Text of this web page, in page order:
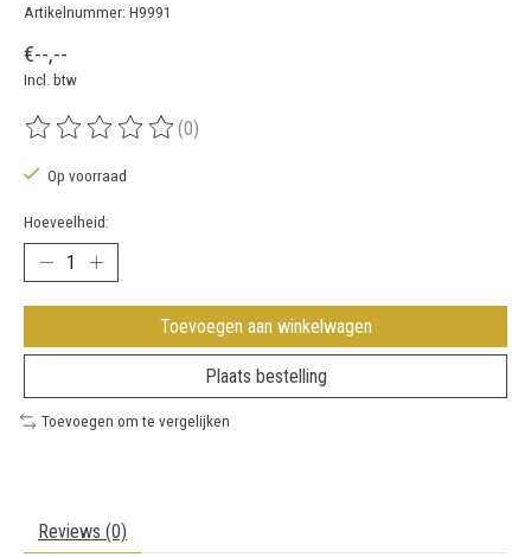
Artikelnummer: H9991
€--,--
Incl. btw
De beoordeling van dit product is
(0)
Op voorraad
Hoeveelheid:
Toevoegen aan winkelwagen
Plaats bestelling
Toevoegen om te vergelijken
Reviews (0)